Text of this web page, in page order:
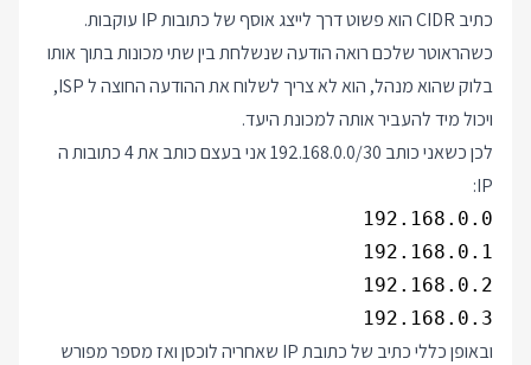
כתיב CIDR הוא פשוט דרך לייצג אוסף של כתובות IP עוקבות.
כשהראוטר שלכם רואה הודעה שנשלחת בין שתי מכונות בתוך אותו
בלוק שהוא מנהל, הוא לא צריך לשלוח את ההודעה החוצה ל ISP,
ויכול מיד להעביר אותה למכונת היעד.
לכן כשאני כותב 192.168.0.0/30 אני בעצם כותב את 4 כתובות ה
IP:
192.168.0.3
ובאופן כללי כתיב של כתובת IP שאחריה לוכסן ואז מספר מפורש